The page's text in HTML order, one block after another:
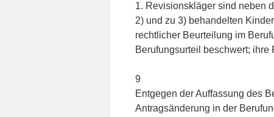
1. Revisionskläger sind neben
2) und zu 3) behandelten
rechtlicher Beurteilung im
Berufungsurteil beschwert;
9
Entgegen der Auffassung des
Antragsänderung in der